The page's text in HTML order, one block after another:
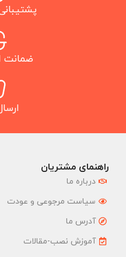
پشتیبانی 24
ضمانت
راهنمای مشتریان
درباره ما
سیاست مرجوعی و عودت
آدرس ما
آموزش نصب-مقالات